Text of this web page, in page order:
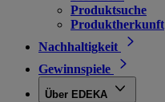
Produktsuche
Produktherkunft
Nachhaltigkeit
Gewinnspiele
Über EDEKA